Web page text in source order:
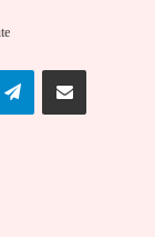
TelegramPartager par email